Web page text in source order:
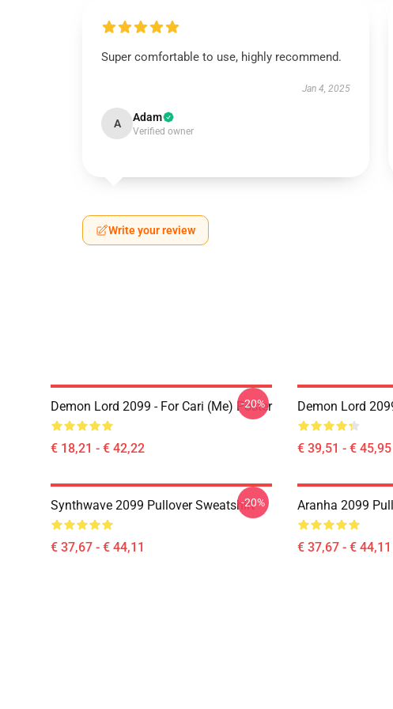
Super comfortable to use, highly recommend.
Jan 4, 2025
A Adam
Verified owner
Write your review
Demon Lord 2099 - For Cari (me) Poster
€ 18,21 - € 42,22
-20% Demon Lord
€ 39,51 - € 45,95
Synthwave 2099 Pullover Sweatshirt
€ 37,67 - € 44,11
-20% Aranha 2099
€ 37,67 - € 44,11